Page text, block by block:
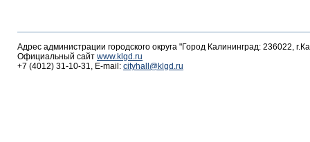
Адрес администрации городского округа "Город Калининград: 236022,
Официальный сайт www.klgd.ru
+7 (4012) 31-10-31, E-mail: cityhall@klgd.ru